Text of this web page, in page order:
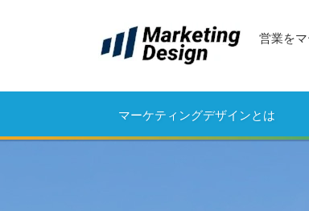
営業を
マーケティングデザインとは